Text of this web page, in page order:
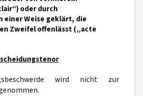
oder durch
einer Weise geklärt, die
Zweifel offenlässt („acte
wird nicht zur